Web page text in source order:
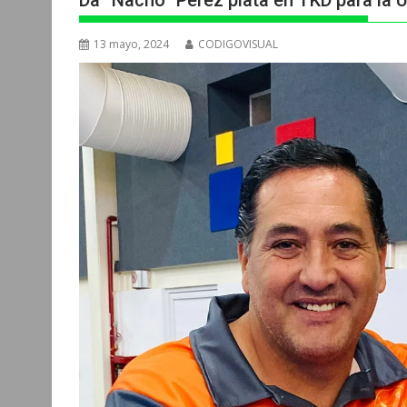
13 mayo, 2024 CODIGOVISUAL